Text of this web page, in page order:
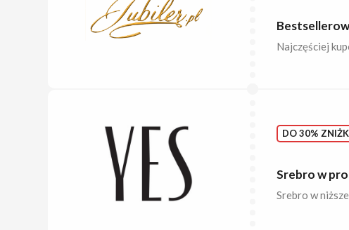
Najczęściej
DO 30%
Srebro w
Srebro w